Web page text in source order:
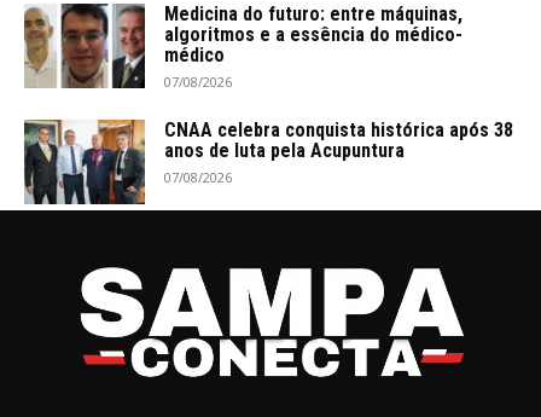
Medicina do futuro: entre máquinas,
algoritmos e a essência do médico-
médico
07/08/2026
CNAA celebra conquista histórica após 38
anos de luta pela Acupuntura
07/08/2026